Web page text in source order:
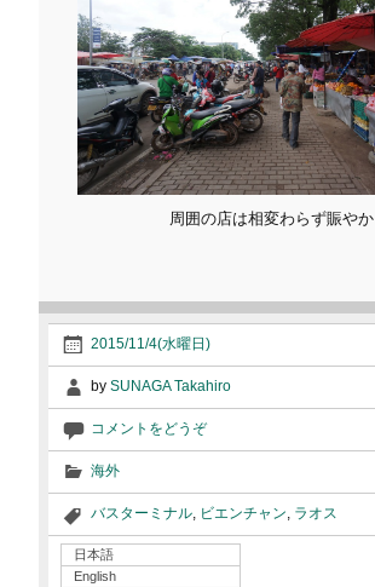
周囲の店は相変わらず賑やか
2015/11/4(水曜日)
by SUNAGA Takahiro
コメントをどうぞ
海外
バスターミナル, ビエンチャン, ラオス
日本語
English